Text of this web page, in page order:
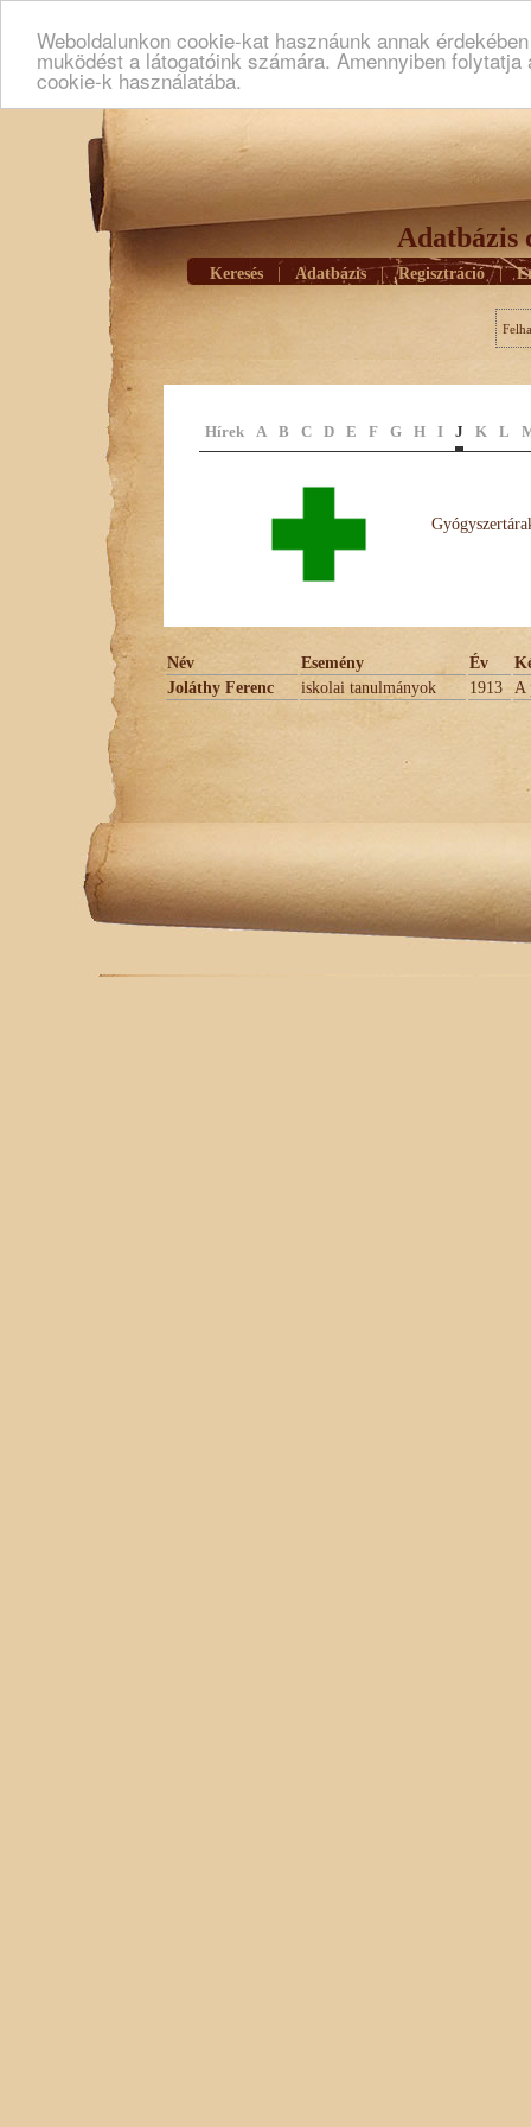
Weboldalunkon cookie-kat hasznáunk annak
muködést a látogatóink számára. Amennyiben
cookie-k használatába.
Adatbázis
Keresés Adatbázis | Regisztráció |
Hírek A B C D E F G H I J K L
Név Esemény Év
Joláthy Ferenc
iskolai tanulmányok 1913 A